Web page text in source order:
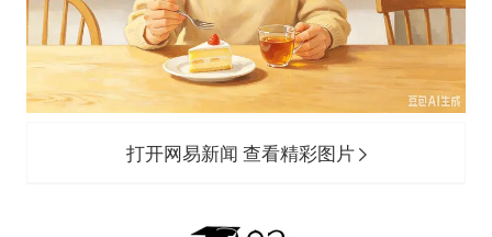
打开网易新闻 查看精彩图片